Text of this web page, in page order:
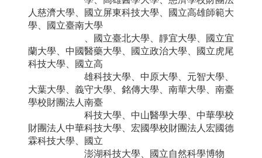
人慈濟大學、國立屏東科技大學、國立高雄師範大
學、國立臺南大學
、國立臺北大學、靜宜大學、國立宜
蘭大學、中國醫藥大學、國立政治大學、國立虎尾
科技大學、國立高
雄科技大學、中原大學、元智大學、
大葉大學、義守大學、銘傳大學、南華大學、南臺
學校財團法人南臺
科技大學、中山醫學大學、中華學校
財團法人中華科技大學、宏國學校財團法人宏國德
霖科技大學、國立
澎湖科技大學、國立自然科學博物